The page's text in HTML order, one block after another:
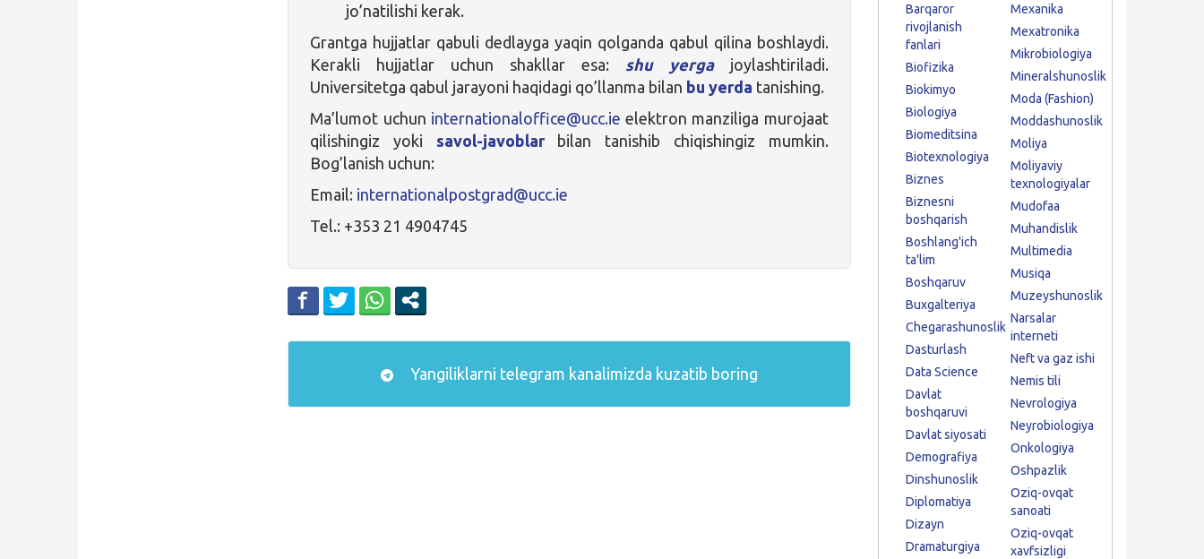
jo’natilishi kerak.
Grantga hujjatlar qabuli dedlayga yaqin qolganda qabul qilina boshlaydi.
Kerakli hujjatlar uchun shakllar esa: shu yergajoylashtiriladi.
Universitetga qabul jarayoni haqidagi qo’llanma bilan bu yerda tanishing.
Ma’lumot uchun internationaloffice@ucc.ie elektron manziliga murojaat
qilishingiz yoki savol-javoblarbilan tanishib chiqishingiz mumkin.
Bog’lanish uchun:
Email: internationalpostgrad@ucc.ie
Tel.: +353 21 4904745
Yangiliklarni telegram kanalimizda kuzatib boring
Barqaror
rivojlanish
fanlari
Biofizika
Biokimyo
Biologiya
Biomeditsina
Biotexnologiya
Biznes
Biznesni
boshqarish
Boshlang'ich
ta'lim
Boshqaruv
Buxgalteriya
Chegarashunoslik
Dasturlash
Data Science
Davlat
boshqaruvi
Davlat siyosati
Demografiya
Dinshunoslik
Diplomatiya
Dizayn
Dramaturgiya
Mexanika
Mexatronika
Mikrobiologiya
Mineralshunoslik
Moda (Fashion)
Moddashunoslik
Moliya
Moliyaviy
texnologiyalar
Mudofaa
Muhandislik
Multimedia
Musiqa
Muzeyshunoslik
Narsalar
interneti
Neft va gaz ishi
Nemis tili
Nevrologiya
Neyrobiologiya
Onkologiya
Oshpazlik
Oziq-ovqat
sanoati
Oziq-ovqat
xavfsizligi